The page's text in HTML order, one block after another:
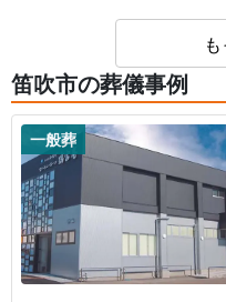
旅立ちがご家族
は、私どもにと
今後も、より安心
スの提供に努め
族皆様のご健勝
す。
親身になって相談にの
な気配りをしていただ
す。
葬儀社からの返信コメント
このたびはアン
がとうございま
て当社へご依頼
い」「璃宮庵で
心より御礼申し上
笛吹市の葬儀事例
一般葬